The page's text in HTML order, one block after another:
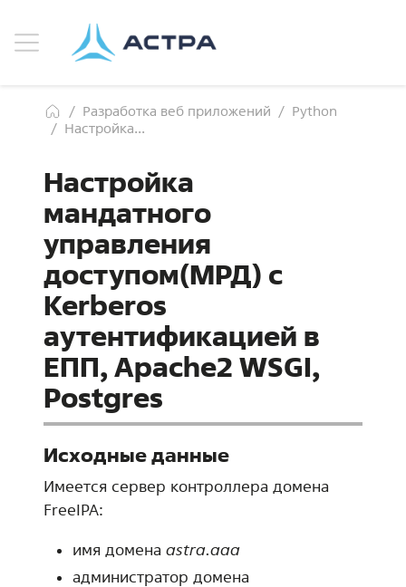
Разработка веб приложений
Python
Настройка...
Настройка
мандатного
управления
доступом(МРД) с
Kerberos
аутентификацией в
ЕПП, Apache2 WSGI,
Postgres
Исходные данные
Имеется сервер контроллера домена
FreeIPA:
имя домена astra.aaa
администратор домена